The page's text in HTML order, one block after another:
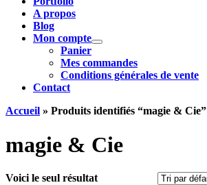
A propos
Blog
Mon compte
Panier
Mes commandes
Conditions générales de vente
Contact
Accueil » Produits identifiés “magie & Cie”
magie & Cie
Voici le seul résultat